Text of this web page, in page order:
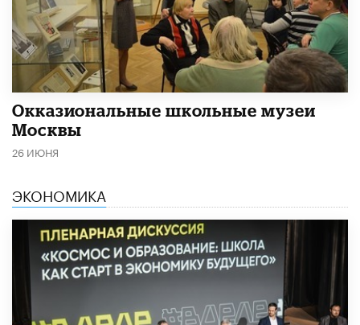
​Окказиональные школьные музеи
Москвы
26 ИЮНЯ
ЭКОНОМИКА